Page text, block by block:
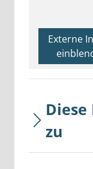
Externe
zu